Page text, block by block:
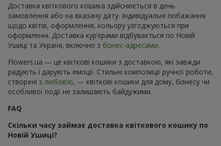
Доставка квіткового кошика здійснюється в день
замовлення або на вказану дату. Індивідуальні побажання
щодо квітів, оформлення, кольору узгоджуються при
оформленні. Доставка кур’єрами відбувається по Новій
Ушиці та Україні, включно з бізнес-адресами.
Flowers.ua — це квіткові кошики з доставкою, які завжди
радують і дарують емоції. Стильні композиції ручної роботи,
створені з любов’ю, — квіткові кошики для дому, бізнесу чи
особливої події не залишають байдужими.
FAQ
Скільки часу займає доставка квіткового кошику по
Новій Ушиці?